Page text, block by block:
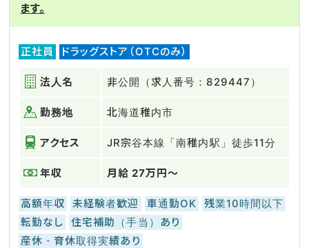
ます。
正社員 ドラッグストア（OTCのみ）
法人名 非公開（求人番号：829447）
勤務地 北海道稚内市
アクセス JR宗谷本線「南稚内駅」徒歩11分
年収 月給 27万円～
高額年収 未経験者歓迎 車通勤OK
残業10時間以下
転勤なし
住宅補助（手当）あり
産休・育休取得実績あり